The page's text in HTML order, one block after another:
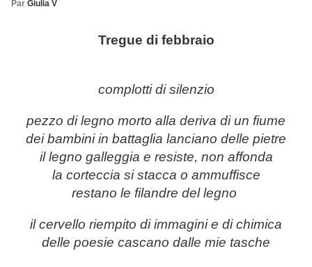
Par Giulia V
Tregue di febbraio
complotti di silenzio
pezzo di legno morto alla deriva di un fiume
dei bambini in battaglia lanciano delle pietre
il legno galleggia e resiste, non affonda
la corteccia si stacca o ammuffisce
restano le filandre del legno
il cervello riempito di immagini e di chimica
delle poesie cascano dalle mie tasche